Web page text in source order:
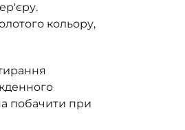
кольору,
побачити при